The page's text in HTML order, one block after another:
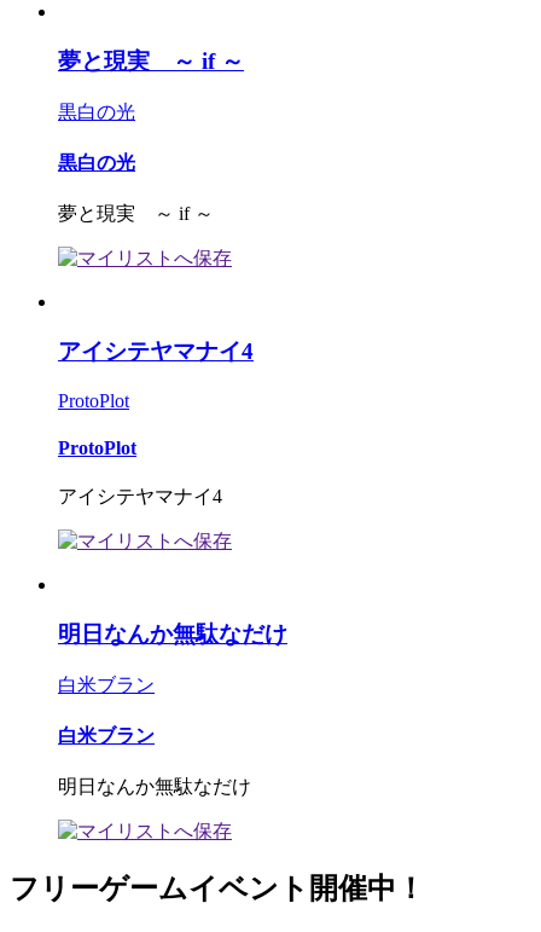
夢と現実 ～ if ～
黒白の光
黒白の光
夢と現実 ～ if ～
アイシテヤマナイ4
ProtoPlot
ProtoPlot
アイシテヤマナイ4
明日なんか無駄なだけ
白米ブラン
白米ブラン
明日なんか無駄なだけ
フリーゲームイベント開催中！